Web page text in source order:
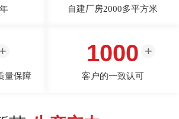
自建厂房2000多平方米
量保障
1000
客户的一致认可